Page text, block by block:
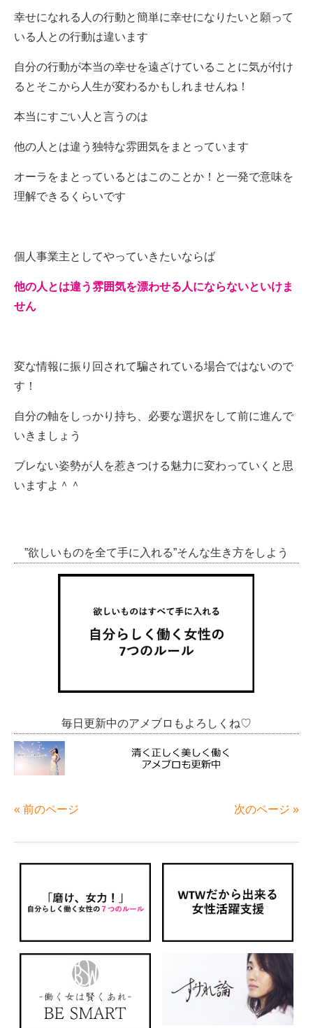
幸せになれる人の行動と簡単に幸せになりたいと願って
いる人との行動は違います
自分の行動が本当の幸せを遠ざけていることに気が付け
るとそこから人生が変わるかもしれませんね！
本当にすごい人と言うのは
他の人とは違う独特な雰囲気をまとっています
オーラをまとっているとはこのことか！と一発で意味を
理解できるくらいです
個人事業主としてやっていきたいならば
他の人とは違う雰囲気を漂わせる人にならないといけま
せん
変な情報に振り回されて騙されている場合ではないので
す！
自分の軸をしっかり持ち、必要な選択をして前に進んで
いきましょう
ブレない姿勢が人を惹きつける魅力に変わっていくと思
いますよ＾＾
”欲しいものを全て手に入れる”そんな生き方をしよう
毎日更新中のアメブロもよろしくね♡
« 前のページ 次のページ »